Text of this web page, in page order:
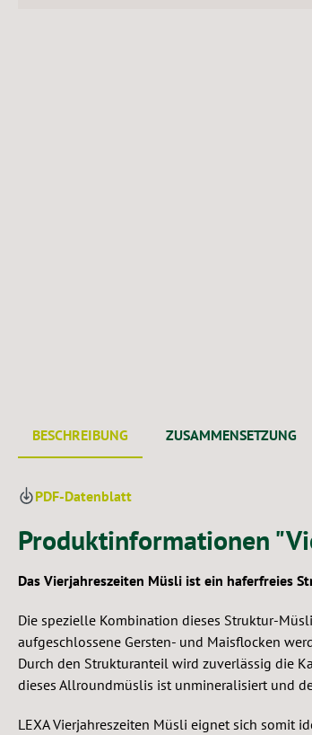
BESCHREIBUNG ZUSAMMENSETZUNG
PDF-Datenblatt
Produktinformationen
Das Vierjahreszeiten Müsli ist ein haferfreies
Die spezielle Kombination dieses Struktur-
aufgeschlossene Gersten- und Maisflocken
Durch den Strukturanteil wird zuverlässig die
dieses Allroundmüslis ist unmineralisiert und
LEXA Vierjahreszeiten Müsli eignet sich somit